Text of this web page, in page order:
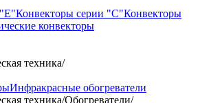
Конвекторы серии "С"Конвекторы
конвекторы
техника/
Инфракрасные обогреватели
техника/Обогреватели/